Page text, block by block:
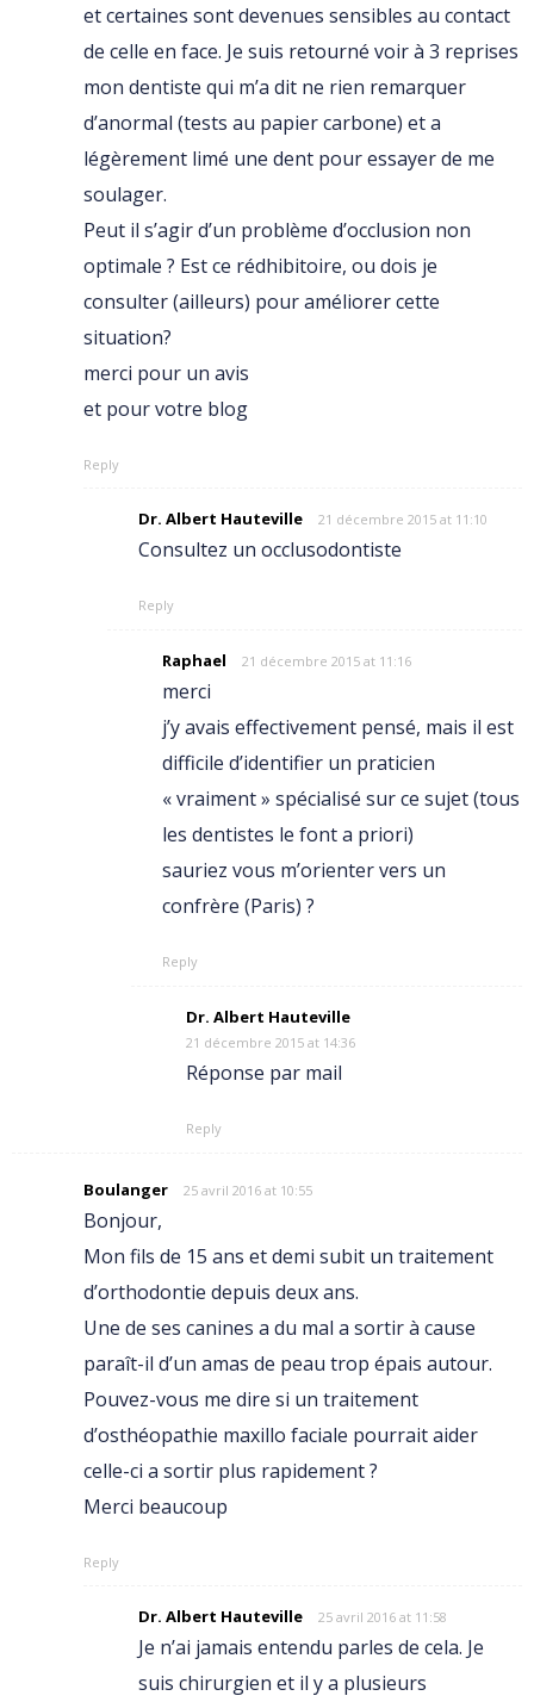
et certaines sont devenues sensibles au contact
de celle en face. Je suis retourné voir à 3 reprises
mon dentiste qui m’a dit ne rien remarquer
d’anormal (tests au papier carbone) et a
légèrement limé une dent pour essayer de me
soulager.
Peut il s’agir d’un problème d’occlusion non
optimale ? Est ce rédhibitoire, ou dois je
consulter (ailleurs) pour améliorer cette
situation?
merci pour un avis
et pour votre blog
Reply
Dr. Albert Hauteville 21 décembre 2015 at 11:10
Consultez un occlusodontiste
Reply
Raphael 21 décembre 2015 at 11:16
merci
j’y avais effectivement pensé, mais il est
difficile d’identifier un praticien
« vraiment » spécialisé sur ce sujet (tous
les dentistes le font a priori)
sauriez vous m’orienter vers un
confrère (Paris) ?
Reply
Dr. Albert Hauteville
21 décembre 2015 at 14:36
Réponse par mail
Reply
Boulanger 25 avril 2016 at 10:55
Bonjour,
Mon fils de 15 ans et demi subit un traitement
d’orthodontie depuis deux ans.
Une de ses canines a du mal a sortir à cause
paraît-il d’un amas de peau trop épais autour.
Pouvez-vous me dire si un traitement
d’osthéopathie maxillo faciale pourrait aider
celle-ci a sortir plus rapidement ?
Merci beaucoup
Reply
Dr. Albert Hauteville 25 avril 2016 at 11:58
Je n’ai jamais entendu parles de cela. Je
suis chirurgien et il y a plusieurs